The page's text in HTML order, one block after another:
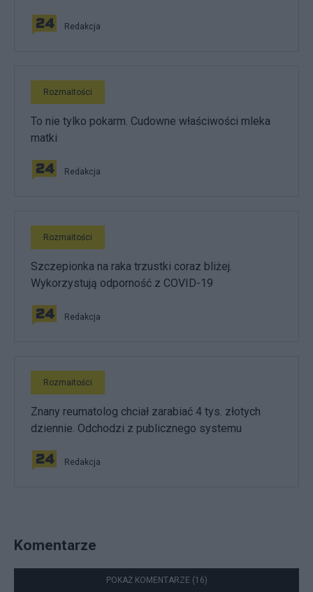
Redakcja
Rozmaitości
To nie tylko pokarm. Cudowne właściwości mleka
matki
Redakcja
Rozmaitości
Szczepionka na raka trzustki coraz bliżej.
Wykorzystują odporność z COVID-19
Redakcja
Rozmaitości
Znany reumatolog chciał zarabiać 4 tys. złotych
dziennie. Odchodzi z publicznego systemu
Redakcja
Komentarze
POKAŻ KOMENTARZE (16)